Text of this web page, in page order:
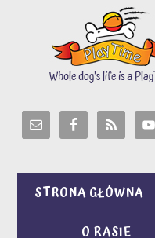
STRONA GŁÓWNA
O RASIE